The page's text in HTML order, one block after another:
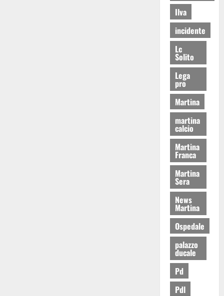
Ilva
incidente
Lc
Solito
Lega
pro
Martina
martina
calcio
Martina
Franca
Martina
Sera
News
Martina
Ospedale
palazzo
ducale
Pd
Pdl